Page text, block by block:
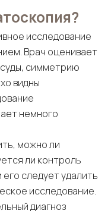
исследование
Врач оценивает
симметрию
видны
немного
можно ли
ли контроль
следует удалить
исследование.
диагноз